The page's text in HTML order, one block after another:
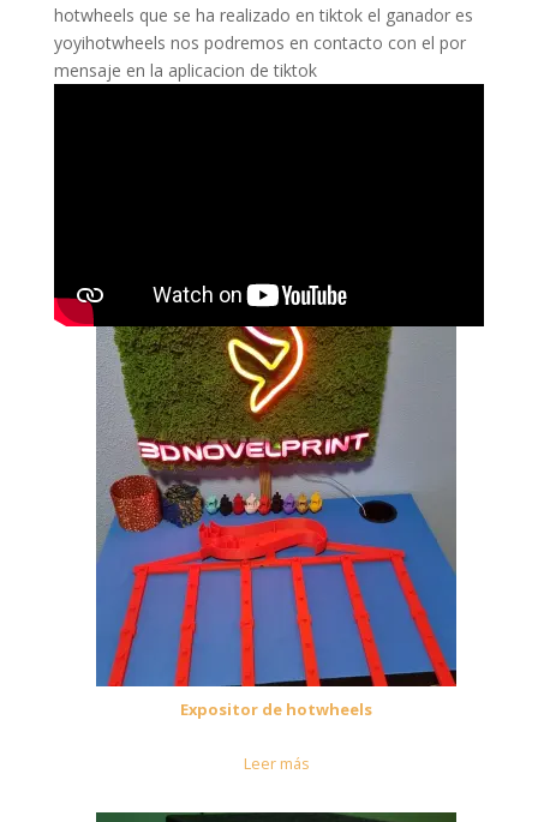
hotwheels que se ha realizado en tiktok el ganador es
yoyihotwheels nos podremos en contacto con el por
mensaje en la aplicacion de tiktok
Expositor de hotwheels
Leer más